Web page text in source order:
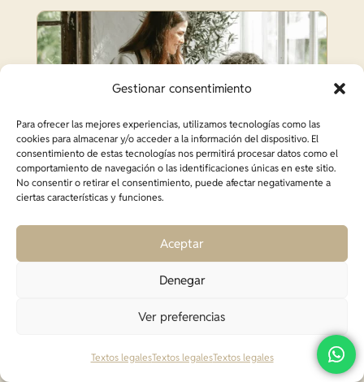
Gestionar consentimiento
Para ofrecer las mejores experiencias, utilizamos tecnologías como las
cookies para almacenar y/o acceder a la información del dispositivo. El
consentimiento de estas tecnologías nos permitirá procesar datos como el
comportamiento de navegación o las identificaciones únicas en este sitio.
No consentir o retirar el consentimiento, puede afectar negativamente a
ciertas características y funciones.
Aceptar
Denegar
Ver preferencias
Textos legalesTextos legalesTextos legales
Atención al cliente en restaurantes:
Claves para un servicio excepcional